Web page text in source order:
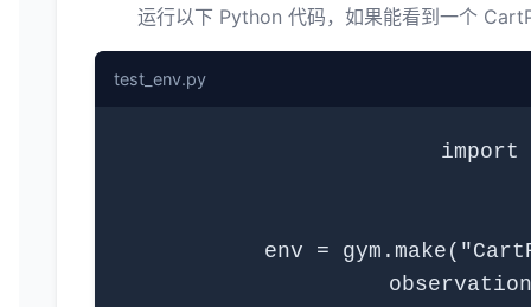
运行以下 Python 代码，如果能看到一个
test_env.py
import
env =